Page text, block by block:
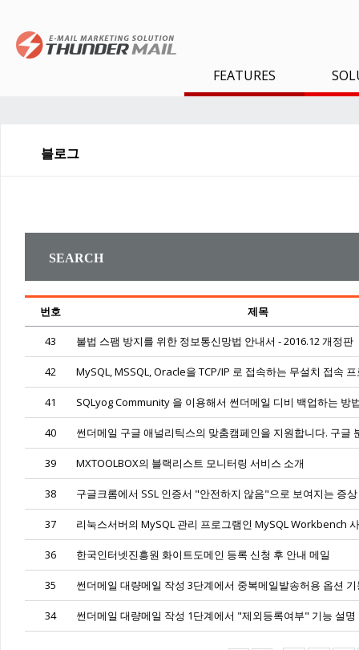
FEATURES
블로그
SEARCH
번호 제목
43 불법 스팸 방지를 위한 정보통신망법 안내서 - 2016.12 개정판
42 MySQL, MSSQL, Oracle을 TCP/IP 로 접속하는 무설치 접속
41 SQLyog Community 을 이용해서 썬더메일 디비 백업하는 방
40 썬더메일 구글 애널리틱스의 맞춤캠페인을 지원합니다. 구글
39 MXTOOLBOX의 블랙리스트 모니터링 서비스 소개
38 구글크롬에서 SSL 인증서 "안전하지 않음"으로 보여지는 증
37 리눅스서버의 MySQL 관리 프로그램인 MySQL Workbench
36 한국인터넷진흥원 화이트도메인 등록 신청 후 안내 메일
35 썬더메일 대량메일 작성 3단계에서 중복메일발송허용 옵션
34 썬더메일 대량메일 작성 1단계에서 "제외등록여부" 기능 설명